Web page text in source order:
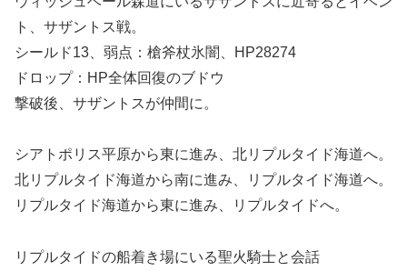
ト、サザントス戦。
シールド13、弱点：槍斧杖氷闇、HP28274
ドロップ：HP全体回復のブドウ
撃破後、サザントスが仲間に。
シアトポリス平原から東に進み、北リプルタイド海道へ。
北リプルタイド海道から南に進み、リプルタイド海道へ。
リプルタイド海道から東に進み、リプルタイドへ。
リプルタイドの船着き場にいる聖火騎士と会話